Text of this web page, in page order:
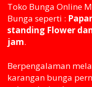
Toko Bunga Online
Bunga seperti :
standing Flower
jam.
Berpengalaman
karangan bunga